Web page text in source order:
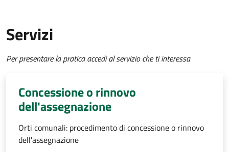
Servizi
Per presentare la pratica accedi al servizio che ti interessa
Concessione o rinnovo
dell'assegnazione
Orti comunali: procedimento di concessione o rinnovo
dell'assegnazione